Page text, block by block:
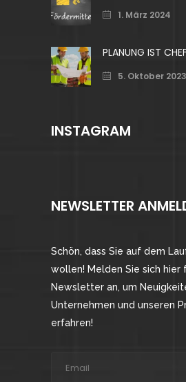
1. März 2024
PLANUNG IST
5. Oktober 2023
INSTAGRAM
NEWSLETTER
Schön, dass Sie auf dem
wollen! Melden Sie sich hier
Newsletter an, um
Unternehmen und unseren
erfahren!